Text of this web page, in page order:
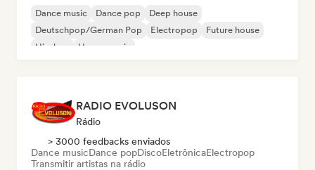
Dance music Dance pop
Deep house
Deutschpop/German Pop
Electropop
Future house
Hip-hop
House music
RADIO EVOLUSON
Rádio
> 3000 feedbacks enviados
Dance musicDance popDiscoEletrônicaElectropop
Transmitir artistas na rádio